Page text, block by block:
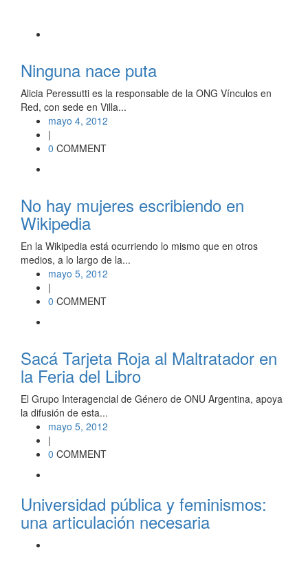
Ninguna nace puta
Alicia Peressutti es la responsable de la ONG Vínculos en
Red, con sede en Villa...
mayo 4, 2012
|
0 COMMENT
No hay mujeres escribiendo en
Wikipedia
En la Wikipedia está ocurriendo lo mismo que en otros
medios, a lo largo de la...
mayo 5, 2012
|
0 COMMENT
Sacá Tarjeta Roja al Maltratador en
la Feria del Libro
El Grupo Interagencial de Género de ONU Argentina, apoya
la difusión de esta...
mayo 5, 2012
|
0 COMMENT
Universidad pública y feminismos:
una articulación necesaria